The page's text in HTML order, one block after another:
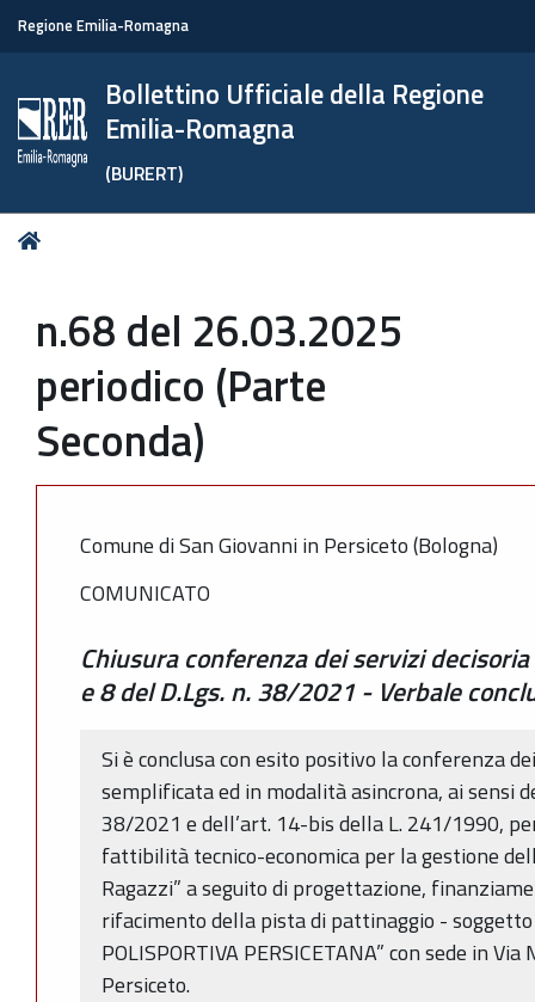
Regione Emilia-Romagna
Bollettino Ufficiale della Regione
Emilia-Romagna
(BURERT)
Tu
n.68 del 26.03.2025
periodico (Parte
Seconda)
Comune di San Giovanni in Persiceto (Bologna)
COMUNICATO
Chiusura conferenza dei servizi
e 8 del D.Lgs. n. 38/2021 - Verbale
Si è conclusa con esito positivo la conferenza
semplificata ed in modalità asincrona, ai sensi
38/2021 e dell’art. 14-bis della L. 241/1990,
fattibilità tecnico-economica per la gestione
Ragazzi” a seguito di progettazione,
rifacimento della pista di pattinaggio - soggetto
POLISPORTIVA PERSICETANA” con sede in
Persiceto.